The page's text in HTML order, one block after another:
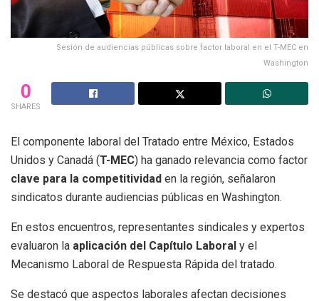
Sesión de audiencias públicas sobre factor laboral en el T-MEC en
Washington
0
SHARES
El componente laboral del Tratado entre México, Estados
Unidos y Canadá (T-MEC) ha ganado relevancia como factor
clave para la competitividad en la región, señalaron
sindicatos durante audiencias públicas en Washington.
En estos encuentros, representantes sindicales y expertos
evaluaron la aplicación del Capítulo Laboral y el
Mecanismo Laboral de Respuesta Rápida del tratado.
Se destacó que aspectos laborales afectan decisiones